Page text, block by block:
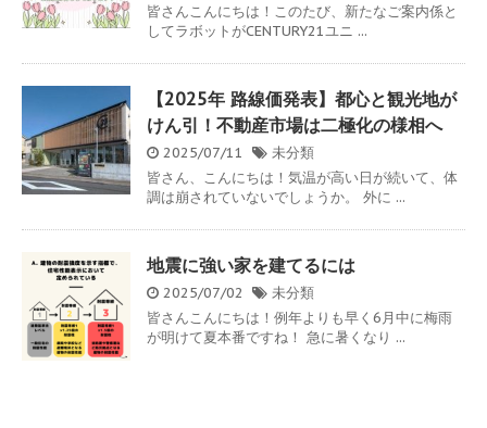
皆さんこんにちは！このたび、新たなご案内係と
してラボットがCENTURY21ユニ ...
【2025年 路線価発表】都心と観光地が
けん引！不動産市場は二極化の様相へ
2025/07/11
未分類
皆さん、こんにちは！気温が高い日が続いて、体
調は崩されていないでしょうか。 外に ...
地震に強い家を建てるには
2025/07/02
未分類
皆さんこんにちは！例年よりも早く6月中に梅雨
が明けて夏本番ですね！ 急に暑くなり ...